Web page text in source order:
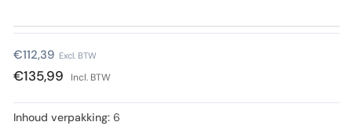
Normale
prijs
€112,39 Excl. BTW
€135,99 Incl. BTW
Inhoud verpakking:6